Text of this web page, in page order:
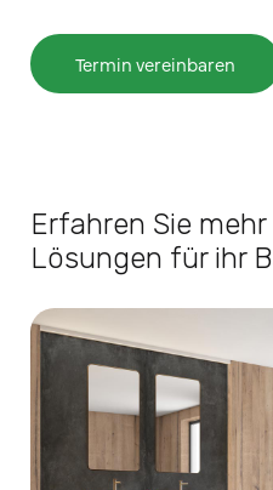
Termin vereinbaren
Erfahren Sie
Lösungen für ihr